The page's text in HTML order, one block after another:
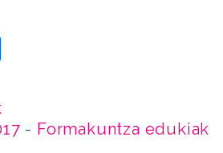
- Formakuntza edukiak